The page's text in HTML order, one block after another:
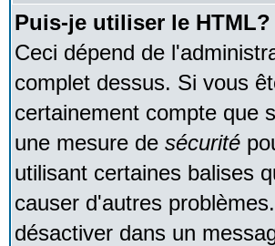
Puis-je utiliser le HTML?
Ceci dépend de
complet dessus. Si vous
certainement compte que
une mesure de sécurité
utilisant certaines balises
causer d'autres
désactiver dans un